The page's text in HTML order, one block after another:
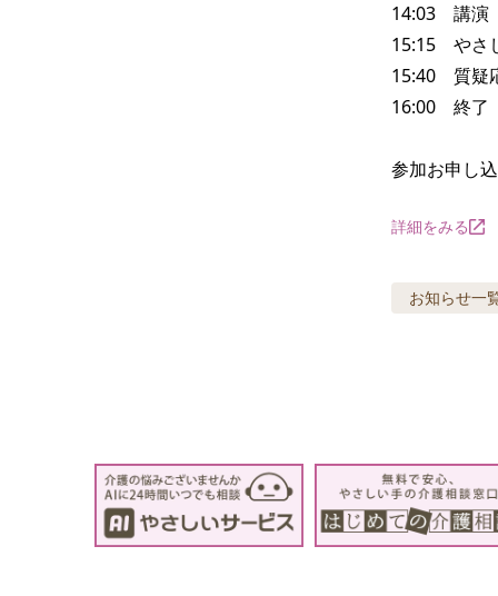
14:03　講演
15:15　やさ
15:40　質疑
16:00　終了
参加お申し
詳細をみる
お知らせ一